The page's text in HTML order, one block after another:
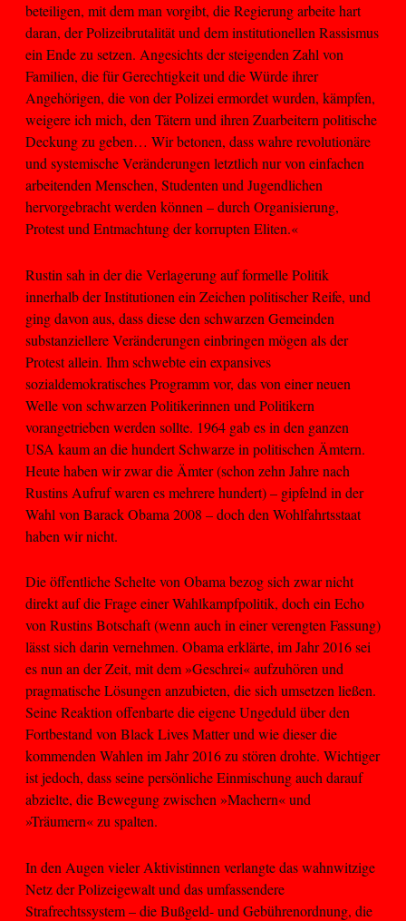
beteiligen, mit dem man vorgibt, die Regierung arbeite hart
daran, der Polizeibrutalität und dem institutionellen Rassismus
ein Ende zu setzen. Angesichts der steigenden Zahl von
Familien, die für Gerechtigkeit und die Würde ihrer
Angehörigen, die von der Polizei ermordet wurden, kämpfen,
weigere ich mich, den Tätern und ihren Zuarbeitern politische
Deckung zu geben… Wir betonen, dass wahre revolutionäre
und systemische Veränderungen letztlich nur von einfachen
arbeitenden Menschen, Studenten und Jugendlichen
hervorgebracht werden können – durch Organisierung,
Protest und Entmachtung der korrupten Eliten.«
Rustin sah in der die Verlagerung auf formelle Politik
innerhalb der Institutionen ein Zeichen politischer Reife, und
ging davon aus, dass diese den schwarzen Gemeinden
substanziellere Veränderungen einbringen mögen als der
Protest allein. Ihm schwebte ein expansives
sozialdemokratisches Programm vor, das von einer neuen
Welle von schwarzen Politikerinnen und Politikern
vorangetrieben werden sollte. 1964 gab es in den ganzen
USA kaum an die hundert Schwarze in politischen Ämtern.
Heute haben wir zwar die Ämter (schon zehn Jahre nach
Rustins Aufruf waren es mehrere hundert) – gipfelnd in der
Wahl von Barack Obama 2008 – doch den Wohlfahrtsstaat
haben wir nicht.
Die öffentliche Schelte von Obama bezog sich zwar nicht
direkt auf die Frage einer Wahlkampfpolitik, doch ein Echo
von Rustins Botschaft (wenn auch in einer verengten Fassung)
lässt sich darin vernehmen. Obama erklärte, im Jahr 2016 sei
es nun an der Zeit, mit dem »Geschrei« aufzuhören und
pragmatische Lösungen anzubieten, die sich umsetzen ließen.
Seine Reaktion offenbarte die eigene Ungeduld über den
Fortbestand von Black Lives Matter und wie dieser die
kommenden Wahlen im Jahr 2016 zu stören drohte. Wichtiger
ist jedoch, dass seine persönliche Einmischung auch darauf
abzielte, die Bewegung zwischen »Machern« und
»Träumern« zu spalten.
In den Augen vieler Aktivistinnen verlangte das wahnwitzige
Netz der Polizeigewalt und das umfassendere
Strafrechtssystem – die Bußgeld- und Gebührenordnung, die